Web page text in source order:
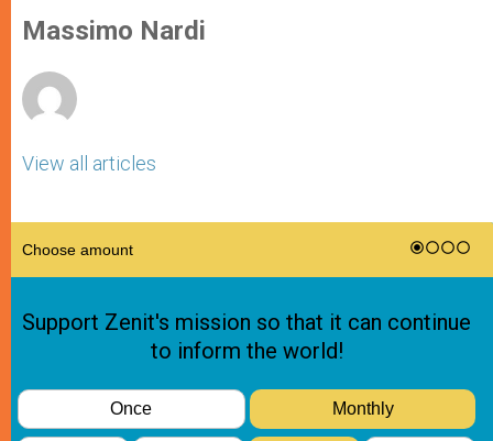
p
p
g
e
o
k
r
Massimo Nardi
View all articles